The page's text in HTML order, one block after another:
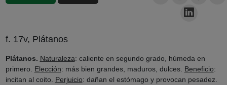
f. 17v, Plátanos
Plátanos. Naturaleza: caliente en segundo grado, húmeda en
primero. Elección: más bien grandes, maduros, dulces. Beneficio:
incitan al coito. Perjuicio: dañan el estómago y provocan pesadez.